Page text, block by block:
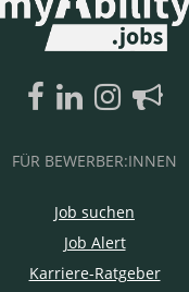
FÜR BEWERBER:INNEN
Job suchen
Job Alert
Karriere-Ratgeber